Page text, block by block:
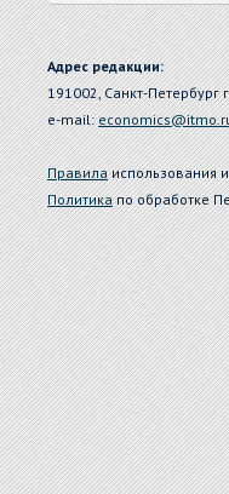
Адрес редакции:
191002, Санкт-Петербург
e-mail:
Правилаиспользования
Политикапо обработке